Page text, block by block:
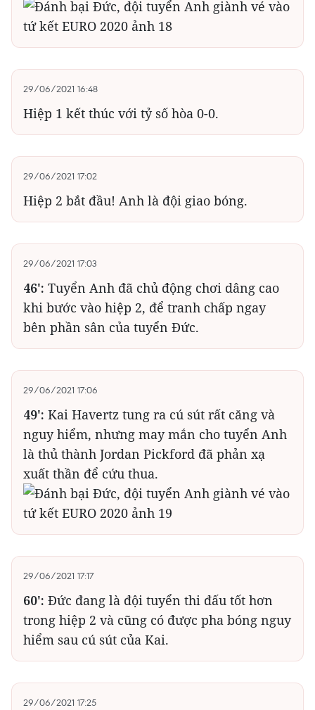
29/06/2021 16:48
Hiệp 1 kết thúc với tỷ số hòa 0-0.
29/06/2021 17:02
Hiệp 2 bắt đầu! Anh là đội giao bóng.
29/06/2021 17:03
46': Tuyển Anh đã chủ động chơi dâng cao
khi bước vào hiệp 2, để tranh chấp ngay
bên phần sân của tuyển Đức.
29/06/2021 17:06
49': Kai Havertz tung ra cú sút rất căng và
nguy hiểm, nhưng may mắn cho tuyển Anh
là thủ thành Jordan Pickford đã phản xạ
xuất thần để cứu thua.
29/06/2021 17:17
60': Đức đang là đội tuyển thi đấu tốt hơn
trong hiệp 2 và cũng có được pha bóng nguy
hiểm sau cú sút của Kai.
29/06/2021 17:25